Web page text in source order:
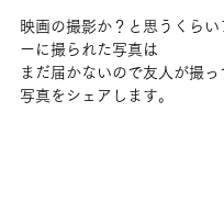
映画の撮影か？と思うくらい
ーに撮られた写真は
まだ届かないので友人が撮
写真をシェアします。